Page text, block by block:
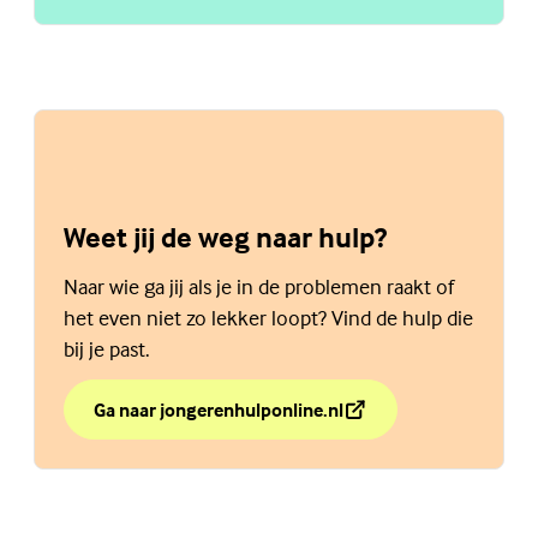
Weet jij de weg naar hulp?
Naar wie ga jij als je in de problemen raakt of
het even niet zo lekker loopt? Vind de hulp die
bij je past.
Ga naar jongerenhulponline.nl
over Weet jij de weg naar hulp?
(Externe link)